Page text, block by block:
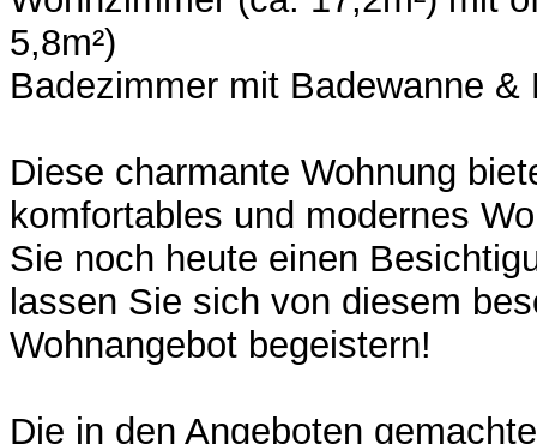
5,8m²)
Badezimmer mit Badewanne &
Diese charmante Wohnung
komfortables und modernes
Sie noch heute einen
lassen Sie sich von diesem
Wohnangebot begeistern!
Die in den Angeboten